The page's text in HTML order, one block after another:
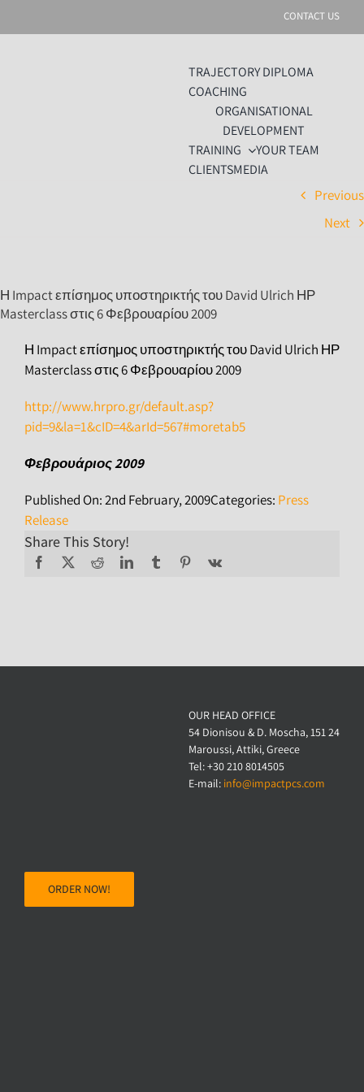
CONTACT US
TRAJECTORY DIPLOMA
COACHING
ORGANISATIONAL
DEVELOPMENT
TRAINING
YOUR TEAM
CLIENTSMEDIA
Previous
Next
Η Impact επίσημος υποστηρικτής του David Ulrich ΗΡ
Masterclass στις 6 Φεβρουαρίου 2009
Η Impact επίσημος υποστηρικτής του David Ulrich ΗΡ
Masterclass στις 6 Φεβρουαρίου 2009
http://www.hrpro.gr/default.asp?
pid=9&la=1&cID=4&arId=567#moretab5
Φεβρουάριος 2009
Published On: 2nd February, 2009Categories: Press
Release
Share This Story!
ORDER NOW!
OUR HEAD OFFICE
54 Dionisou & D. Moscha, 151 24
Maroussi, Attiki, Greece
Tel: +30 210 8014505
E-mail: info@impactpcs.com